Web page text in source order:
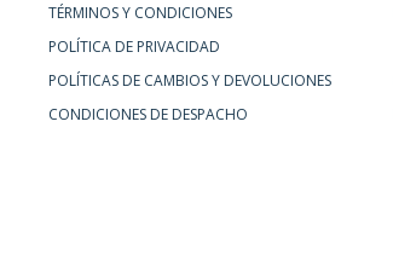
TÉRMINOS Y CONDICIONES
POLÍTICA DE PRIVACIDAD
POLÍTICAS DE CAMBIOS Y DEVOLUCIONES
CONDICIONES DE DESPACHO